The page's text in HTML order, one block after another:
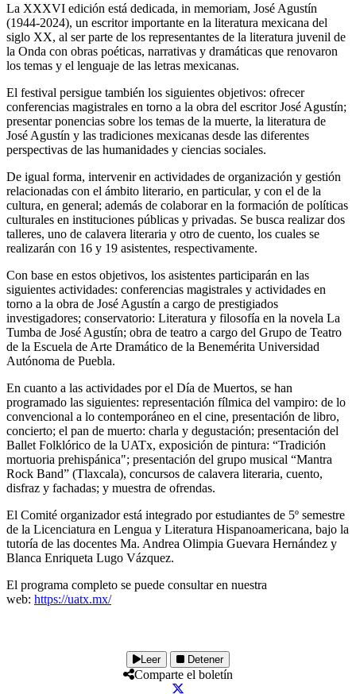
La XXXVI edición está dedicada, in memoriam, José Agustín
(1944-2024), un escritor importante en la literatura mexicana del
siglo XX, al ser parte de los representantes de la literatura juvenil de
la Onda con obras poéticas, narrativas y dramáticas que renovaron
los temas y el lenguaje de las letras mexicanas.
El festival persigue también los siguientes objetivos: ofrecer
conferencias magistrales en torno a la obra del escritor José Agustín;
presentar ponencias sobre los temas de la muerte, la literatura de
José Agustín y las tradiciones mexicanas desde las diferentes
perspectivas de las humanidades y ciencias sociales.
De igual forma, intervenir en actividades de organización y gestión
relacionadas con el ámbito literario, en particular, y con el de la
cultura, en general; además de colaborar en la formación de políticas
culturales en instituciones públicas y privadas. Se busca realizar dos
talleres, uno de calavera literaria y otro de cuento, los cuales se
realizarán con 16 y 19 asistentes, respectivamente.
Con base en estos objetivos, los asistentes participarán en las
siguientes actividades: conferencias magistrales y actividades en
torno a la obra de José Agustín a cargo de prestigiados
investigadores; conservatorio: Literatura y filosofía en la novela La
Tumba de José Agustín; obra de teatro a cargo del Grupo de Teatro
de la Escuela de Arte Dramático de la Benemérita Universidad
Autónoma de Puebla.
En cuanto a las actividades por el Día de Muertos, se han
programado las siguientes: representación fílmica del vampiro: de lo
convencional a lo contemporáneo en el cine, presentación de libro,
concierto; el pan de muerto: charla y degustación; presentación del
Ballet Folklórico de la UATx, exposición de pintura: “Tradición
mortuoria prehispánica"; presentación del grupo musical “Mantra
Rock Band” (Tlaxcala), concursos de calavera literaria, cuento,
disfraz y fachadas; y muestra de ofrendas.
El Comité organizador está integrado por estudiantes de 5º semestre
de la Licenciatura en Lengua y Literatura Hispanoamericana, bajo la
tutoría de las docentes Ma. Andrea Olimpia Guevara Hernández y
Blanca Enriqueta Lugo Vázquez.
El programa completo se puede consultar en nuestra
web: https://uatx.mx/
Leer Detener
Comparte el boletín